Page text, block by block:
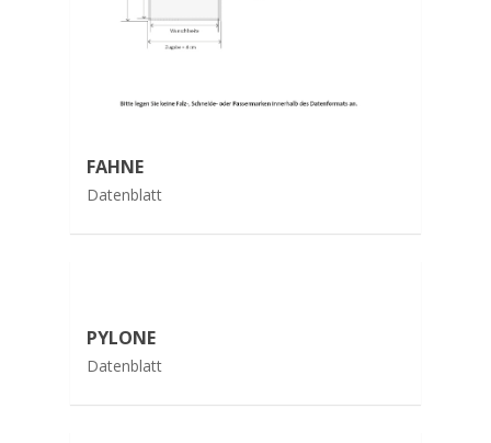
FAHNE
Datenblatt
PYLONE
Datenblatt